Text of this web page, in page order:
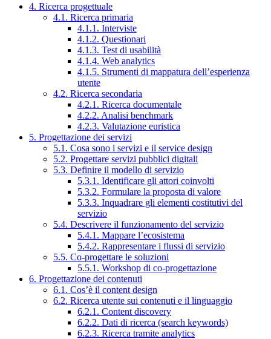
4. Ricerca progettuale
4.1. Ricerca primaria
4.1.1. Interviste
4.1.2. Questionari
4.1.3. Test di usabilità
4.1.4. Web analytics
4.1.5. Strumenti di mappatura dell’esperienza
utente
4.2. Ricerca secondaria
4.2.1. Ricerca documentale
4.2.2. Analisi benchmark
4.2.3. Valutazione euristica
5. Progettazione dei servizi
5.1. Cosa sono i servizi e il service design
5.2. Progettare servizi pubblici digitali
5.3. Definire il modello di servizio
5.3.1. Identificare gli attori coinvolti
5.3.2. Formulare la proposta di valore
5.3.3. Inquadrare gli elementi costitutivi del
servizio
5.4. Descrivere il funzionamento del servizio
5.4.1. Mappare l’ecosistema
5.4.2. Rappresentare i flussi di servizio
5.5. Co-progettare le soluzioni
5.5.1. Workshop di co-progettazione
6. Progettazione dei contenuti
6.1. Cos’è il content design
6.2. Ricerca utente sui contenuti e il linguaggio
6.2.1. Content discovery
6.2.2. Dati di ricerca (search keywords)
6.2.3. Ricerca tramite analytics